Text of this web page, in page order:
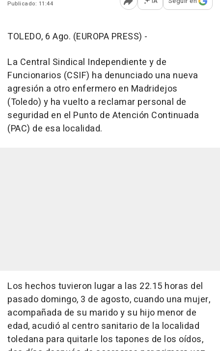
Publicado: 11:44
Abrir opciones para
TOLEDO, 6 Ago. (EUROPA PRESS) -
La Central Sindical Independiente y de
Funcionarios (CSIF) ha denunciado una nueva
agresión a otro enfermero en Madridejos
(Toledo) y ha vuelto a reclamar personal de
seguridad en el Punto de Atención Continuada
(PAC) de esa localidad.
Los hechos tuvieron lugar a las 22.15 horas del
pasado domingo, 3 de agosto, cuando una mujer,
acompañada de su marido y su hijo menor de
edad, acudió al centro sanitario de la localidad
toledana para quitarle los tapones de los oídos,